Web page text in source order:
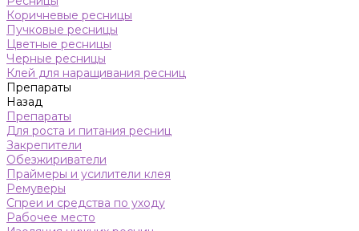
Коричневые ресницы
Пучковые ресницы
Цветные ресницы
Черные ресницы
Клей для наращивания ресниц
Препараты
Назад
Препараты
Для роста и питания ресниц
Закрепители
Обезжириватели
Праймеры и усилители клея
Ремуверы
Спреи и средства по уходу
Рабочее место